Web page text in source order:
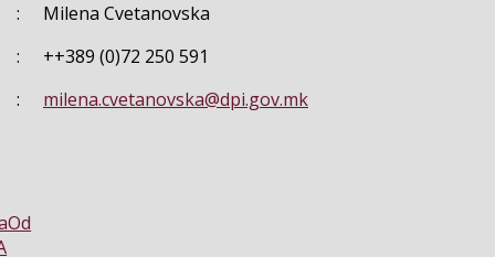
:
Milena Cvetanovska
:
++389 (0)72 250 591
:
milena.cvetanovska@dpi.gov.mk